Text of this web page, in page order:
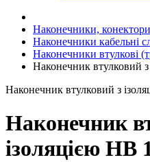
Наконечники, конектори
Наконечники кабельні
Наконечники втулкові
Наконечник втулковий
Наконечник втулковий з
Наконечник
ізоляцією HB